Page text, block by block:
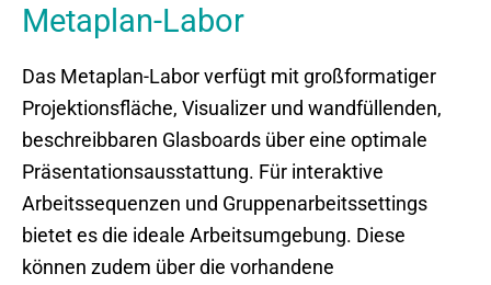
Metaplan-Labor
Das Metaplan-Labor verfügt mit großformatiger
Projektionsfläche, Visualizer und wandfüllenden,
beschreibbaren Glasboards über eine optimale
Präsentationsausstattung. Für interaktive
Arbeitssequenzen und Gruppenarbeitssettings
bietet es die ideale Arbeitsumgebung. Diese
können zudem über die vorhandene